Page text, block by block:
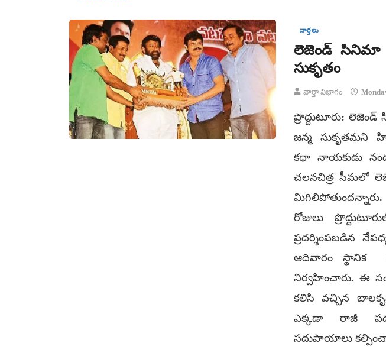
వార్తలు
లెజెండ్‌ సినిమా
సుకృతం
వార్తా విభాగం
ప్రొద్దుటూరు:
జన్మ సుకృతమని
కథా నాయకుడు
చలనచిత్ర సీమలో
రోజులు
ప్రదర్శింపబడిన
ఆదివారం స్థానిక
నిర్వహించారు. ఈ
కలిసి వచ్చిన
ఎక్కడా రాజీ
సదుపాయాలు